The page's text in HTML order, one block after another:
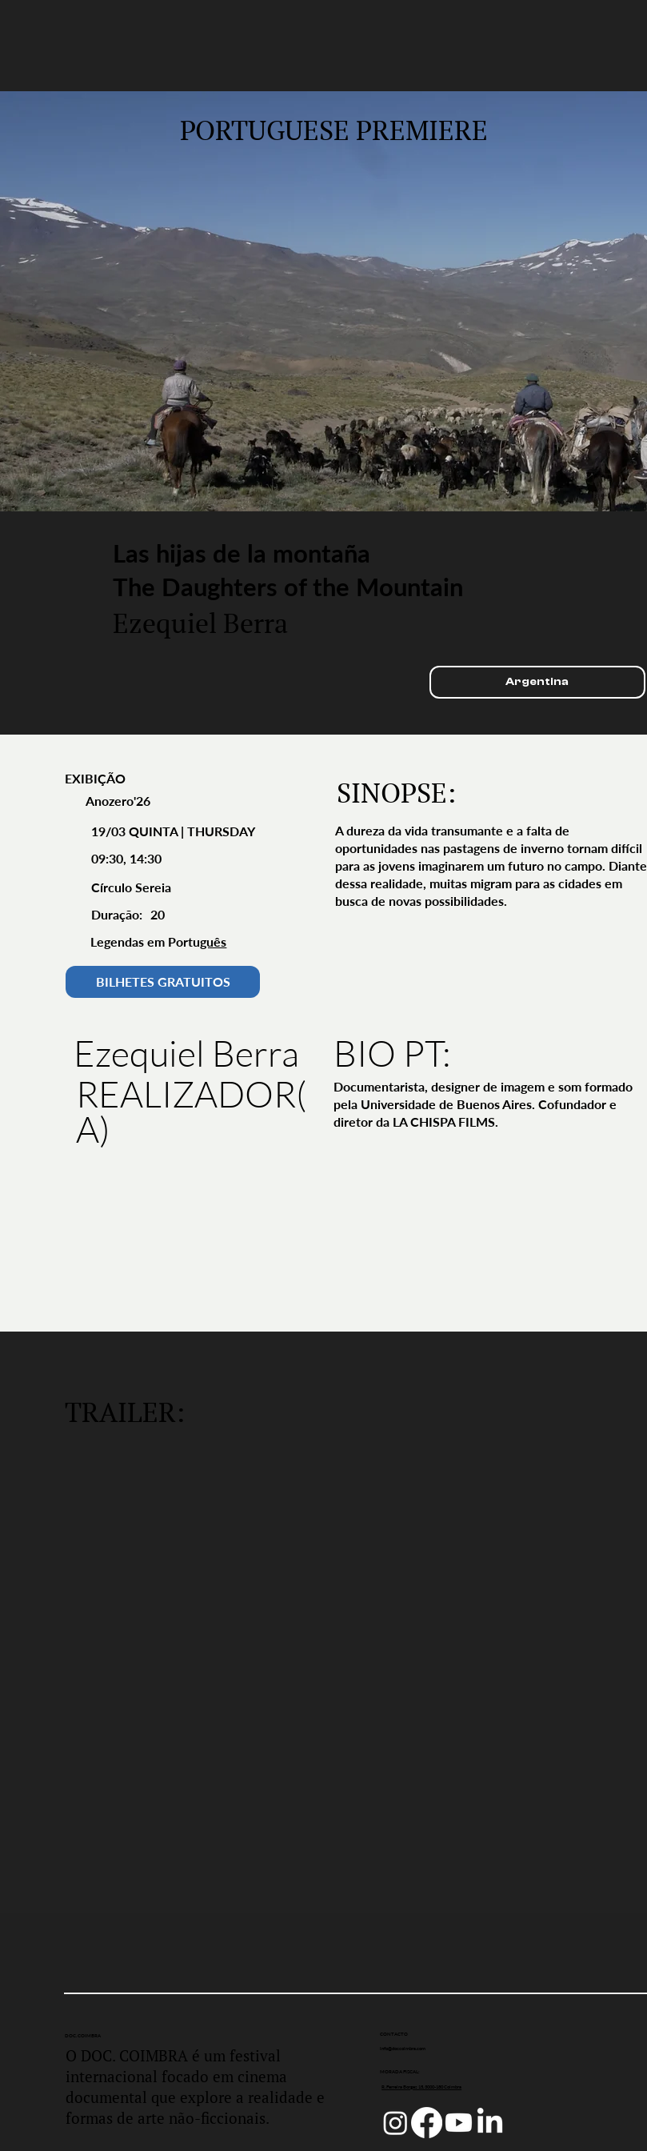
Las hijas de la montaña
The Daughters of the Mountain
Ezequiel Berra
Argentina
PORTUGUESE PREMIERE
EXIBIÇÃO
Anozero'26
19/03 QUINTA | THURSDAY
09:30, 14:30
Círculo Sereia
Duração: 20
Legendas em Português
BILHETES GRATUITOS
SINOPSE:
A dureza da vida transumante e a falta de
oportunidades nas pastagens de inverno tornam difícil
para as jovens imaginarem um futuro no campo. Diante
dessa realidade, muitas migram para as cidades em
busca de novas possibilidades.
Ezequiel Berra
REALIZADOR(
A)
BIO PT:
Documentarista, designer de imagem e som formado
pela Universidade de Buenos Aires. Cofundador e
diretor da LA CHISPA FILMS.
TRAILER:
DOC. COIMBRA
O DOC. COIMBRA é um festival
internacional focado em cinema
documental que explore a realidade e
formas de arte não-ficcionais.
CONTACTO
info@doccoimbra.com
MORADA FISCAL:
R. Ferreira Borges 15, 3000-180 Coimbra